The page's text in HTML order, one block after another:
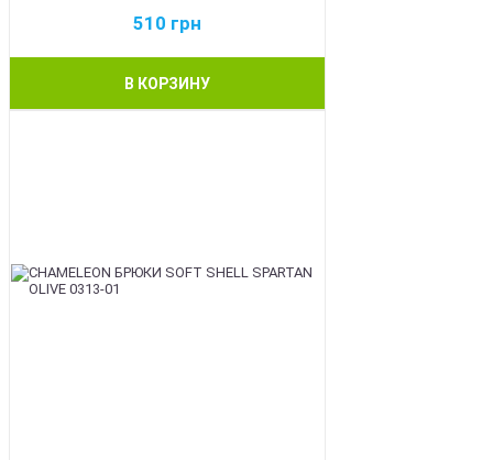
510 грн
В КОРЗИНУ